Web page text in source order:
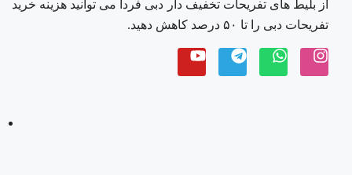
از بلیط های تفریحات تخفیف دار دبی فردا می توانید هزینه خرید
تفریحات دبی را تا ۵۰ درصد کاهش دهید.